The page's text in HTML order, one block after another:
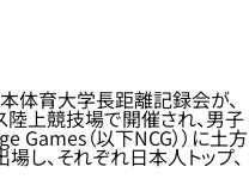
体育大学長距離記録会が、
上競技場で開催され、男子
（以下NCG））に土方
し、それぞれ日本人トップ、